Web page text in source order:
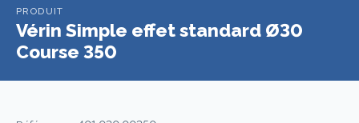
PRODUIT
Vérin Simple effet standard Ø30
Course 350